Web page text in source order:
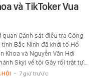
và TikToker Vua
quan Cảnh sát điều tra Công
tỉnh Bắc Ninh đã khởi tố Hồ
Khoa và Nguyễn Văn Hợi
Sky) về tội Gây rối trật tự…
HỘI - 7 giờ trước